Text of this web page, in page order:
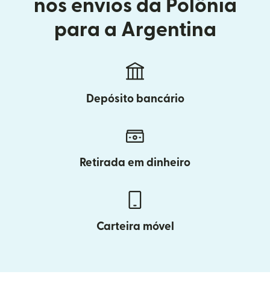
nos envios da Polônia
para a Argentina
Depósito bancário
Retirada em dinheiro
Carteira móvel